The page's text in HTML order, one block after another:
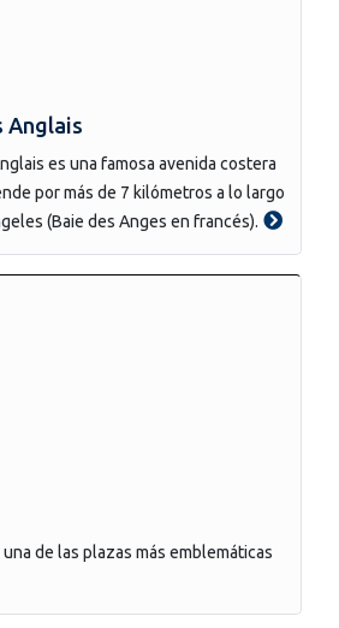
Anglais
es una famosa avenida costera
por más de 7 kilómetros a lo largo
(Baie des Anges en francés).
una de las plazas más emblemáticas